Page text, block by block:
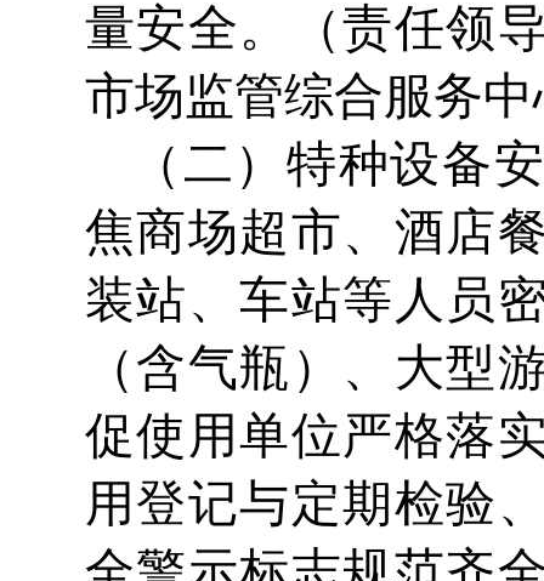
量安全。（责任领
市场监管综合服务
（二）特种设备
焦商场超市、酒店
装站、车站等人员
（含气瓶）、大型
促使用单位严格落
用登记与定期检验